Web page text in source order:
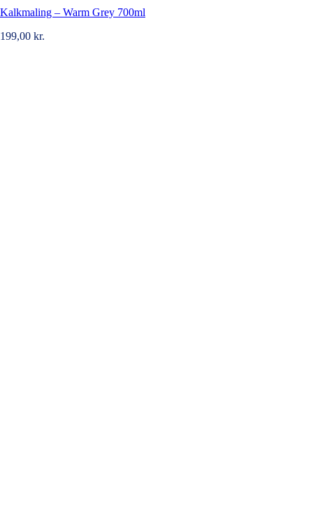
Kalkmaling – Warm Grey 700ml
199,00 kr.